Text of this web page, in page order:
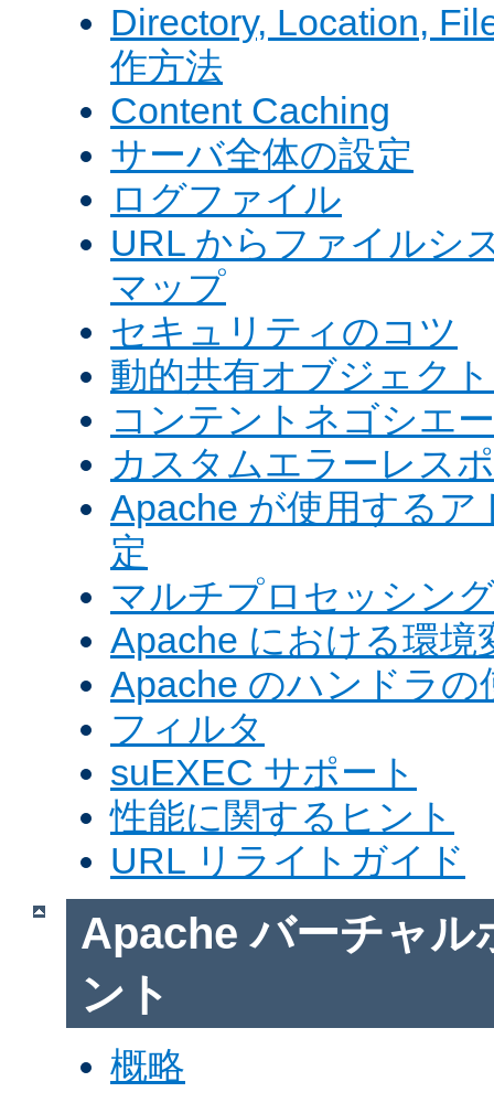
Directory, Location,
作方法
Content Caching
サーバ全体の設定
ログファイル
URL からファイルシ
マップ
セキュリティのコツ
動的共有オブジェク
コンテントネゴシエ
カスタムエラーレス
Apache が使用する
定
マルチプロセッシン
Apache における環境
Apache のハンドラの
フィルタ
suEXEC サポート
性能に関するヒント
URL リライトガイド
Apache バーチャル
ント
概略